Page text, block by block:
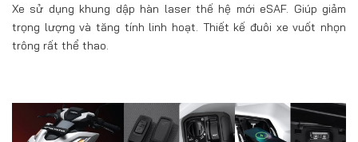
Xe sử dụng khung dập hàn laser thế hệ mới eSAF. Giúp giảm
trọng lượng và tăng tính linh hoạt. Thiết kế đuôi xe vuốt nhọn
trông rất thể thao.